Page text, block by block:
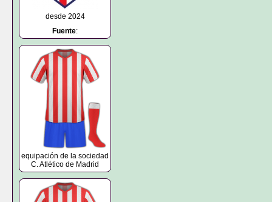
desde 2024
Fuente:
equipación de la sociedad
C. Atlético de Madrid